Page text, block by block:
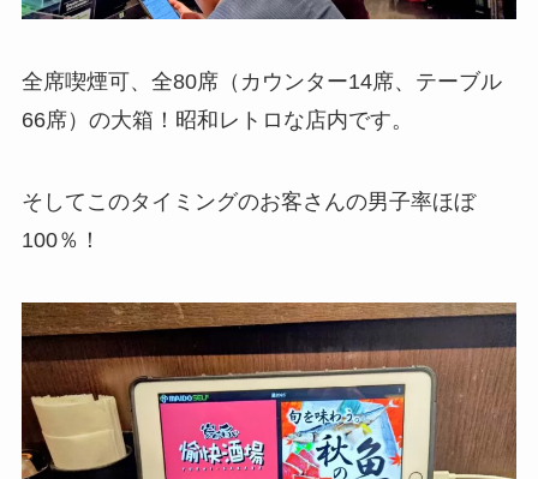
全席喫煙可、全80席（カウンター14席、テーブル
66席）の大箱！昭和レトロな店内です。
そしてこのタイミングのお客さんの男子率ほぼ
100％！